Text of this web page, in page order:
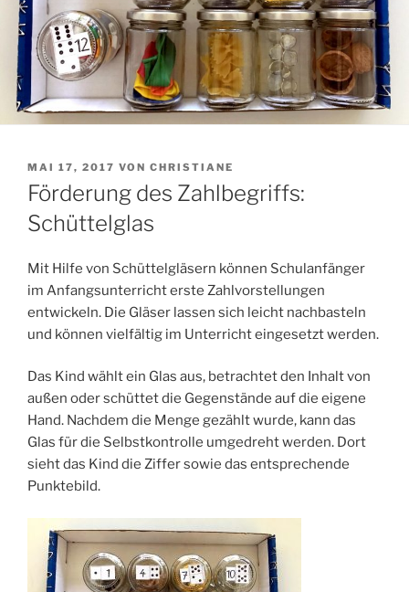
VERÖFFENTLICHT
AM
MAI 17, 2017 VON CHRISTIANE
Förderung des Zahlbegriffs:
Schüttelglas
Mit Hilfe von Schüttelgläsern können Schulanfänger
im Anfangsunterricht erste Zahlvorstellungen
entwickeln. Die Gläser lassen sich leicht nachbasteln
und können vielfältig im Unterricht eingesetzt werden.
Das Kind wählt ein Glas aus, betrachtet den Inhalt von
außen oder schüttet die Gegenstände auf die eigene
Hand. Nachdem die Menge gezählt wurde, kann das
Glas für die Selbstkontrolle umgedreht werden. Dort
sieht das Kind die Ziffer sowie das entsprechende
Punktebild.